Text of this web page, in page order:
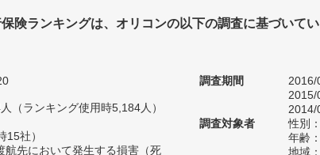
険ランキングは、オリコンの以下の調査に基づいてい
（ランキング使用時5,184人）
社）
航先において発生する損害（死
調査期間
2016/
2015/
2014/
調査対象者
性別
年齢
地域